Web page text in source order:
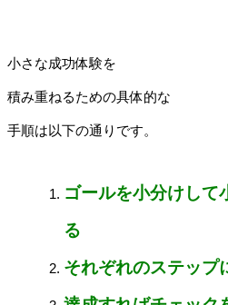
小さな成功体験を
積み重ねるための具体的な
手順は以下の通りです。
ゴールを小分けして
る
それぞれのステップ